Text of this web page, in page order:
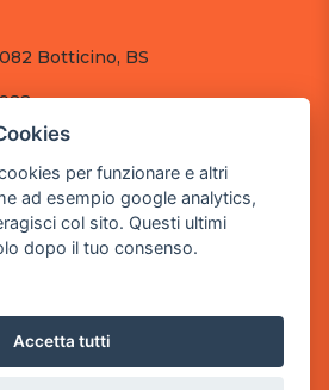
Botticino, BS
per funzionare e altri
ad esempio google analytics,
col sito. Questi ultimi
dopo il tuo consenso.
Accetta tutti